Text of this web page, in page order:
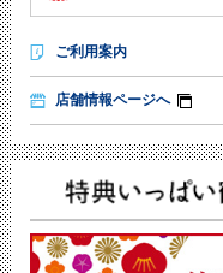
ご利用案内
店舗情報ページへ